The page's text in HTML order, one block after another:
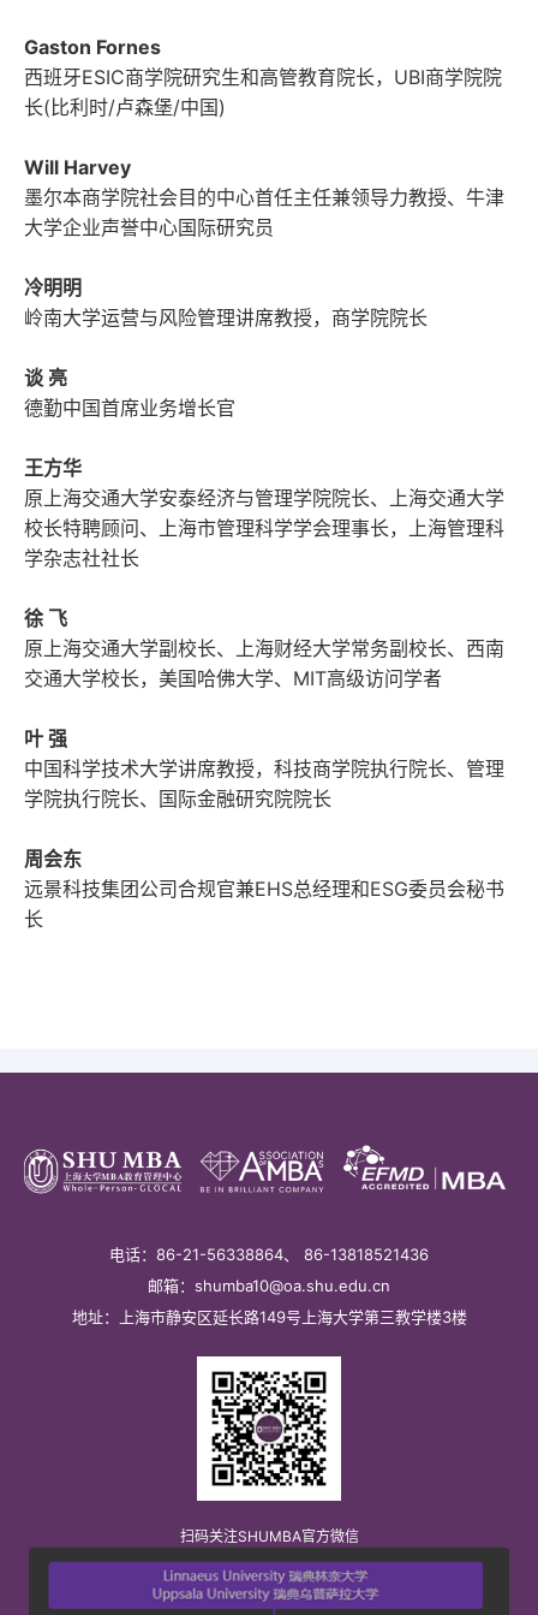
Gaston Fornes
西班牙ESIC商学院研究生和高管教育院长，UBI商学院院
长(比利时/卢森堡/中国)
Will Harvey
墨尔本商学院社会目的中心首任主任兼领导力教授、牛津
大学企业声誉中心国际研究员
冷明明
岭南大学运营与风险管理讲席教授，商学院院长
谈 亮
德勤中国首席业务增长官
王方华
原上海交通大学安泰经济与管理学院院长、上海交通大学
校长特聘顾问、上海市管理科学学会理事长，上海管理科
学杂志社社长
徐 飞
原上海交通大学副校长、上海财经大学常务副校长、西南
交通大学校长，美国哈佛大学、MIT高级访问学者
叶 强
中国科学技术大学讲席教授，科技商学院执行院长、管理
学院执行院长、国际金融研究院院长
周会东
远景科技集团公司合规官兼EHS总经理和ESG委员会秘书
长
电话：86-21-56338864、 86-13818521436
邮箱：shumba10@oa.shu.edu.cn
地址：上海市静安区延长路149号上海大学第三教学楼3楼
扫码关注SHUMBA官方微信